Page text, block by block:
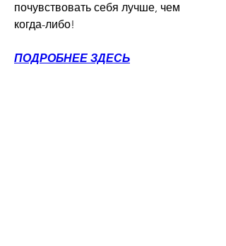
почувствовать себя лучше, чем
когда-либо!
ПОДРОБНЕЕ ЗДЕСЬ